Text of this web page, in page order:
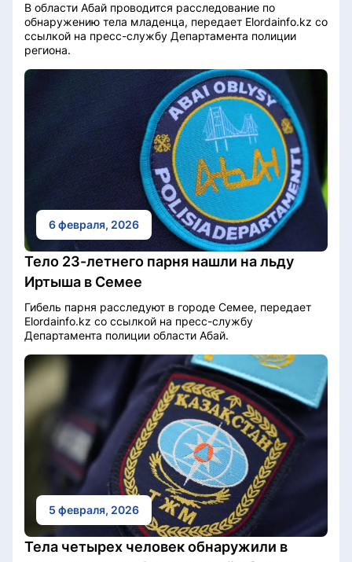
В области Абай проводится расследование по
обнаружению тела младенца, передает Elordainfo.kz со
ссылкой на пресс-службу Департамента полиции
региона.
6 февраля, 2026
Тело 23-летнего парня нашли на льду
Иртыша в Семее
Гибель парня расследуют в городе Семее, передает
Elordainfo.kz со ссылкой на пресс-службу
Департамента полиции области Абай.
5 февраля, 2026
Тела четырех человек обнаружили в